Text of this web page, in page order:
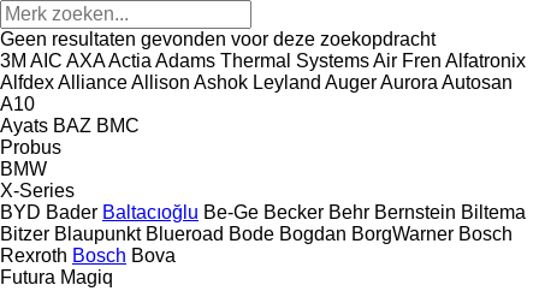
Geen resultaten gevonden voor deze zoekopdracht
3M AIC AXAActia Adams Thermal SystemsAir Fren Alfatronix
AlfdexAllianceAllison Ashok Leyland AugerAurora Autosan
A10
Ayats BAZ BMC
Probus
BMW
X-Series
BYD Bader Baltacıoğlu Be-Ge Becker Behr Bernstein Biltema
Bitzer Blaupunkt Blueroad Bode Bogdan BorgWarner Bosch
Rexroth Bosch Bova
Futura Magiq